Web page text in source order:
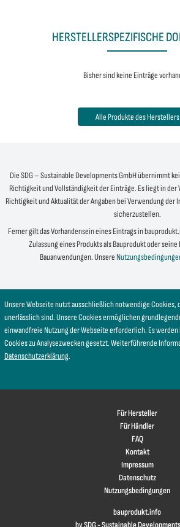
HERSTELLERSPEZIFISCHE
Bisher sind keine Einträge
Alle Produkte des Herstellers
Die SDG – Sustainable Developments GmbH übernimmt
Richtigkeit und Vollständigkeit der Einträge. Es liegt in der
Richtigkeit und Aktualität der Angaben bei Verwendung
sicherzustellen.
Ferner gilt das Vorhandensein eines Eintrags in
Zulassung eines Produkts als Bauprodukt oder
Bauanwendungen. Unsere
Unsere Webseite nutzt ausschließlich notwendige Cookies,
unerlässlich sind. Unsere Cookies ermöglichen
einwandfreie Nutzung der Webseite erforderlich. Es
Cookies zu Analysezwecken gesetzt. Weiterführende
Datenschutzerklärung.
Für Hersteller
Für Händler
FAQ
Kontakt
Impressum
Datenschutz
Nutzungsbedingungen
bauprodukt.info
by SDG - Sustainable